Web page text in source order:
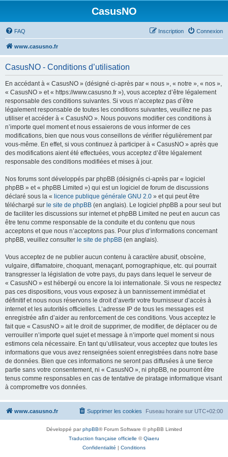
CasusNO
FAQ Connexion
Inscription
www.casusno.fr
CasusNO - Conditions d’utilisation
En accédant à « CasusNO » (désigné ci-après par « nous », « notre », « nos »,
« CasusNO » et « https://www.casusno.fr »), vous acceptez d’être légalement
responsable des conditions suivantes. Si vous n’acceptez pas d’être
légalement responsable de toutes les conditions suivantes, veuillez ne pas
utiliser et accéder à « CasusNO ». Nous pouvons modifier ces conditions à
n’importe quel moment et nous essaierons de vous informer de ces
modifications, bien que nous vous conseillons de vérifier régulièrement par
vous-même. En effet, si vous continuez à participer à « CasusNO » après que
des modifications aient été effectuées, vous acceptez d’être légalement
responsable des conditions modifiées et mises à jour.
Nos forums sont développés par phpBB (désignés ci-après par « logiciel
phpBB » et « phpBB Limited ») qui est un logiciel de forum de discussions
déclaré sous la « licence publique générale GNU 2.0 » et qui peut être
téléchargé sur le site de phpBB (en anglais). Le logiciel phpBB a pour seul but
de faciliter les discussions sur internet et phpBB Limited ne peut en aucun cas
être tenu comme responsable de la conduite et du contenu que nous
acceptons et que nous n’acceptons pas. Pour plus d’informations concernant
phpBB, veuillez consulter le site de phpBB (en anglais).
Vous acceptez de ne publier aucun contenu à caractère abusif, obscène,
vulgaire, diffamatoire, choquant, menaçant, pornographique, etc. qui pourrait
transgresser la législation de votre pays, du pays dans lequel le serveur de
« CasusNO » est hébergé ou encore la loi internationale. Si vous ne respectez
pas ces dispositions, vous vous exposez à un bannissement immédiat et
définitif et nous nous réservons le droit d’avertir votre fournisseur d’accès à
internet et les autorités officielles. L’adresse IP de tous les messages est
enregistrée afin d’aider au renforcement de ces conditions. Vous acceptez le
fait que « CasusNO » ait le droit de supprimer, de modifier, de déplacer ou de
verrouiller n’importe quel sujet et message à n’importe quel moment si nous
estimons cela nécessaire. En tant qu’utilisateur, vous acceptez que toutes les
informations que vous avez renseignées soient enregistrées dans notre base
de données. Bien que ces informations ne seront pas diffusées à une tierce
partie sans votre consentement, ni « CasusNO », ni phpBB, ne pourront être
tenus comme responsables en cas de tentative de piratage informatique visant
à compromettre vos données.
www.casusno.fr Fuseau horaire sur UTC+02:00
Supprimer les cookies
Développé parphpBB® Forum Software © phpBB Limited
Traduction française officielle ©Qiaeru
Confidentialité | Conditions